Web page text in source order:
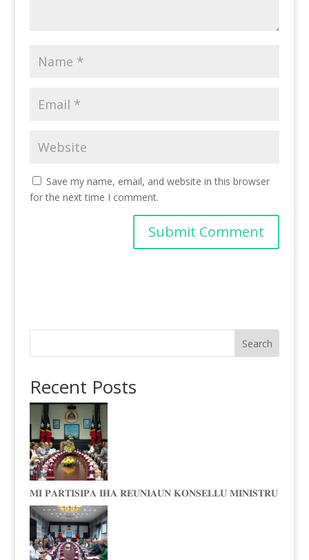
Save my name, email, and website in this browser
for the next time I comment.
Search
Recent Posts
𝐌𝐈 𝐏𝐀𝐑𝐓𝐈𝐒𝐈𝐏𝐀 𝐈𝐇𝐀 𝐑𝐄𝐔𝐍𝐈𝐀𝐔𝐍 𝐊𝐎𝐍𝐒𝐄𝐋𝐋𝐔 𝐌𝐈𝐍𝐈𝐒𝐓𝐑𝐔